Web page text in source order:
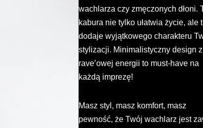
wachlarza czy zmęczonych dłoni.
kabura nie tylko ułatwia życie, ale
dodaje wyjątkowego charakteru
stylizacji. Minimalistyczny design
rave’owej energii to must-have na
każdą imprezę!
Masz styl, masz komfort, masz
pewność, że Twój wachlarz jest